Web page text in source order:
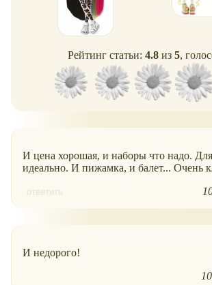
Рейтинг статьи: 4.8 из 5,
И цена хорошая, и наборы что надо.
идеально. И пижамка, и балет... Очень
ответить
И недорого!